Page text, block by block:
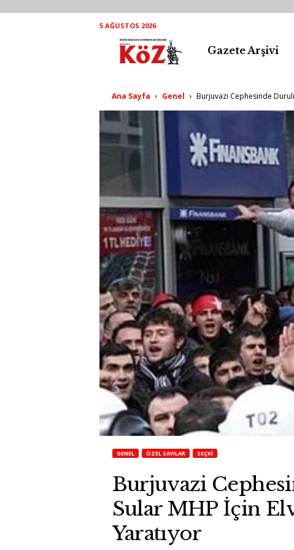
5 AĞUSTOS 2026
A
r
i
Gazete Arşivi
Ana Sayfa Genel Burjuvazi Cephesinde
GENEL ÖZEL SAYILAR SEÇKI
Burjuvazi
Sular MHP İçin
Yaratıyor